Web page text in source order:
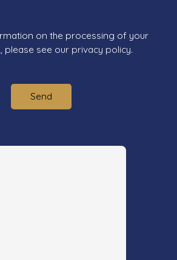
on the processing of your
please see our privacy policy.
Send